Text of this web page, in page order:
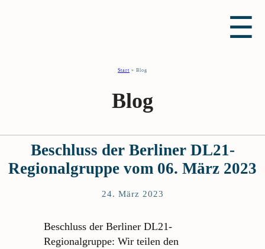
☰
Start » Blog
Blog
Beschluss der Berliner DL21-
Regionalgruppe vom 06. März 2023
24. März 2023
Beschluss der Berliner DL21-
Regionalgruppe: Wir teilen den